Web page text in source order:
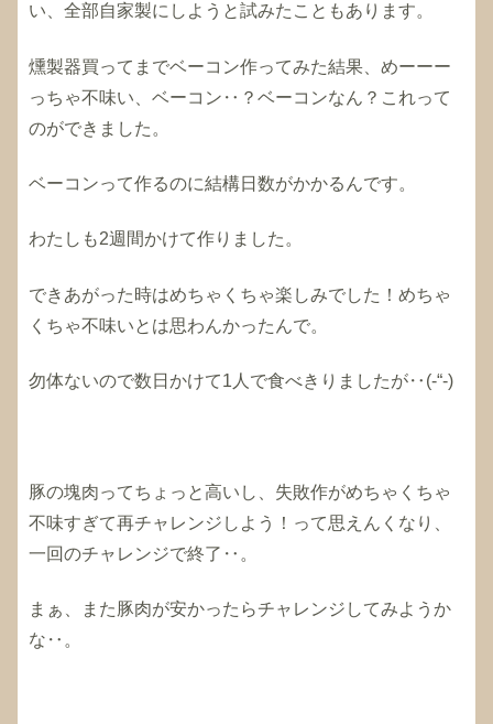
い、全部自家製にしようと試みたこともあります。
燻製器買ってまでベーコン作ってみた結果、めーーー
っちゃ不味い、ベーコン‥？ベーコンなん？これって
のができました。
ベーコンって作るのに結構日数がかかるんです。
わたしも2週間かけて作りました。
できあがった時はめちゃくちゃ楽しみでした！めちゃ
くちゃ不味いとは思わんかったんで。
勿体ないので数日かけて1人で食べきりましたが‥(-“-)
豚の塊肉ってちょっと高いし、失敗作がめちゃくちゃ
不味すぎて再チャレンジしよう！って思えんくなり、
一回のチャレンジで終了‥。
まぁ、また豚肉が安かったらチャレンジしてみようか
な‥。